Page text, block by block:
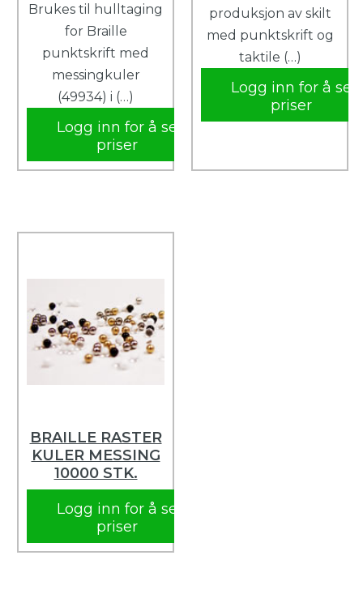
Brukes til hulltaging
for Braille
punktskrift med
messingkuler
(49934) i (…)
Logg inn for å se
priser
produksjon av skilt
med punktskrift og
taktile (…)
Logg inn for å se
priser
BRAILLE RASTER
KULER MESSING
10000 STK.
Logg inn for å se
priser